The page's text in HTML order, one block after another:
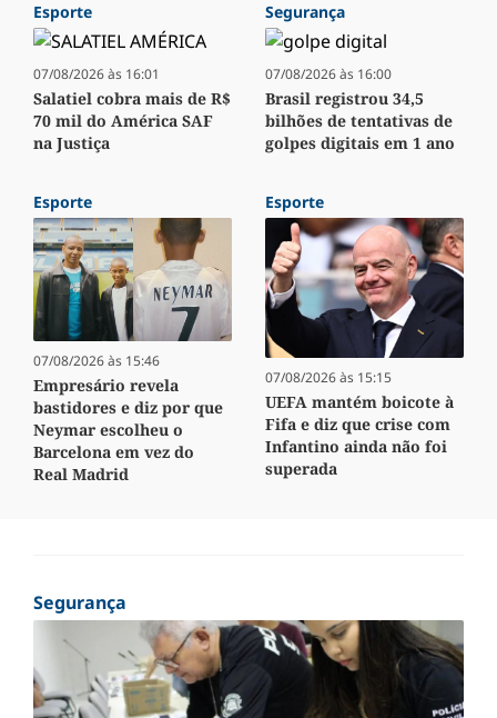
Esporte
07/08/2026 às 16:01
Salatiel cobra mais de R$
70 mil do América SAF
na Justiça
Segurança
07/08/2026 às 16:00
Brasil registrou 34,5
bilhões de tentativas de
golpes digitais em 1 ano
Esporte
07/08/2026 às 15:46
Empresário revela
bastidores e diz por que
Neymar escolheu o
Barcelona em vez do
Real Madrid
Esporte
07/08/2026 às 15:15
UEFA mantém boicote à
Fifa e diz que crise com
Infantino ainda não foi
superada
Segurança